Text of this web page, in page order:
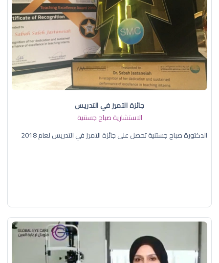
جائزة التميز في التدريس
الاستشارية صباح جستنية
الدكتورة صباح جستنية تحصل على جائزة التميز في التدريس لعام 2018